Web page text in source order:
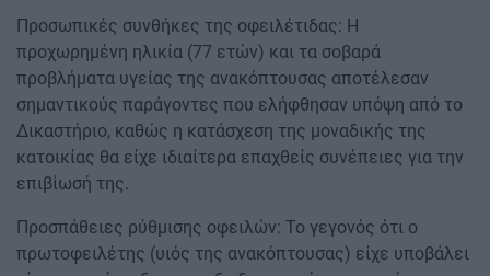
Προσωπικές συνθήκες της οφειλέτιδας: Η
προχωρημένη ηλικία (77 ετών) και τα σοβαρά
προβλήματα υγείας της ανακόπτουσας αποτέλεσαν
σημαντικούς παράγοντες που ελήφθησαν υπόψη από το
Δικαστήριο, καθώς η κατάσχεση της μοναδικής της
κατοικίας θα είχε ιδιαίτερα επαχθείς συνέπειες για την
επιβίωσή της.
Προσπάθειες ρύθμισης οφειλών: Το γεγονός ότι ο
πρωτοφειλέτης (υιός της ανακόπτουσας) είχε υποβάλει